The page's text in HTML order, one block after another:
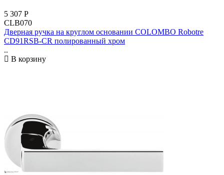
5 307 Р
CLB070
Дверная ручка на круглом основании COLOMBO Robotre
CD91RSB-CR полированный хром
..
В корзину